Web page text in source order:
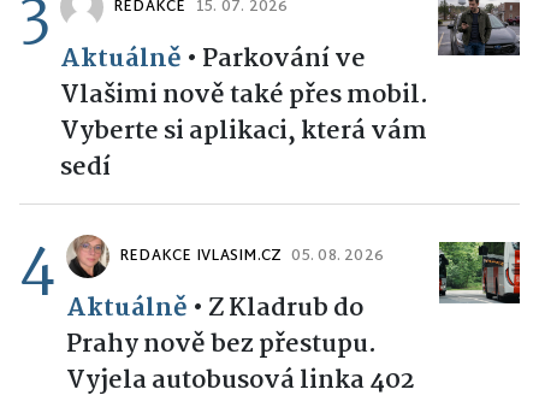
REDAKCE 15. 07. 2026
Aktuálně • Parkování ve
Vlašimi nově také přes mobil.
Vyberte si aplikaci, která vám
sedí
4 REDAKCE IVLASIM.CZ 05. 08. 2026
Aktuálně • Z Kladrub do
Prahy nově bez přestupu.
Vyjela autobusová linka 402